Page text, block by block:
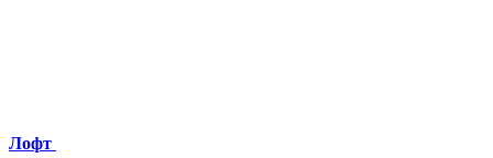
Лофт